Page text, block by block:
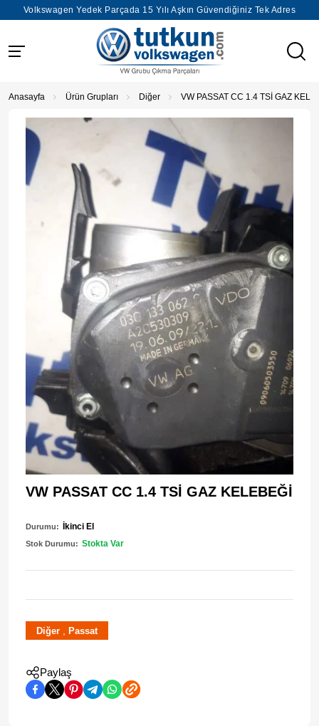
Volkswagen Yedek Parçada 15 Yılı Aşkın Güvendiğiniz Tek Adres
Anasayfa Ürün Grupları Diğer VW PASSAT CC 1.4 TSİ GAZ
VW PASSAT CC 1.4 TSİ GAZ KELEBEĞİ
Durumu: İkinci El
Stok Durumu: Stokta Var
Diğer , Passat
Paylaş